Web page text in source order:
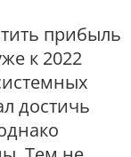
прибыль
к 2022
достичь